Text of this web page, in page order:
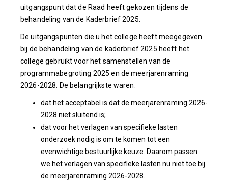
uitgangspunt dat de Raad heeft gekozen tijdens de
behandeling van de Kaderbrief 2025.
De uitgangspunten die u het college heeft meegegeven
bij de behandeling van de kaderbrief 2025 heeft het
college gebruikt voor het samenstellen van de
programmabegroting 2025 en de meerjarenraming
2026-2028. De belangrijkste waren:
dat het acceptabel is dat de meerjarenraming 2026-
2028 niet sluitend is;
dat voor het verlagen van specifieke lasten
onderzoek nodig is om te komen tot een
evenwichtige bestuurlijke keuze. Daarom passen
we het verlagen van specifieke lasten nu niet toe bij
de meerjarenraming 2026-2028.